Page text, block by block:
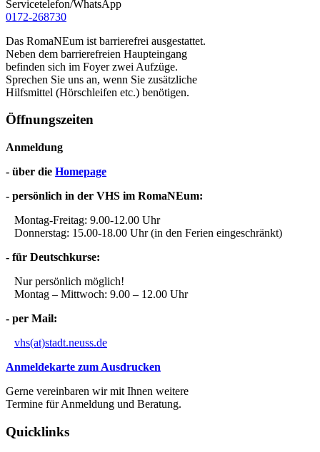
Servicetelefon/WhatsApp
0172-268730
Das RomaNEum ist barrierefrei ausgestattet.
Neben dem barrierefreien Haupteingang
befinden sich im Foyer zwei Aufzüge.
Sprechen Sie uns an, wenn Sie zusätzliche
Hilfsmittel (Hörschleifen etc.) benötigen.
Öffnungszeiten
Anmeldung
- über die Homepage
- persönlich in der VHS im RomaNEum:
Montag-Freitag: 9.00-12.00 Uhr
Donnerstag: 15.00-18.00 Uhr (in den Ferien eingeschränkt)
- für Deutschkurse:
Nur persönlich möglich!
Montag – Mittwoch: 9.00 – 12.00 Uhr
- per Mail:
vhs(at)stadt.neuss.de
Anmeldekarte zum Ausdrucken
Gerne vereinbaren wir mit Ihnen weitere
Termine für Anmeldung und Beratung.
Quicklinks